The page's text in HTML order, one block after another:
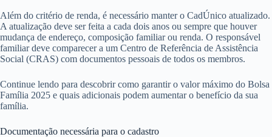
Além do critério de renda, é necessário manter o CadÚnico atualizado.
A atualização deve ser feita a cada dois anos ou sempre que houver
mudança de endereço, composição familiar ou renda. O responsável
familiar deve comparecer a um Centro de Referência de Assistência
Social (CRAS) com documentos pessoais de todos os membros.
Continue lendo para descobrir como garantir o valor máximo do Bolsa
Família 2025 e quais adicionais podem aumentar o benefício da sua
família.
Documentação necessária para o cadastro